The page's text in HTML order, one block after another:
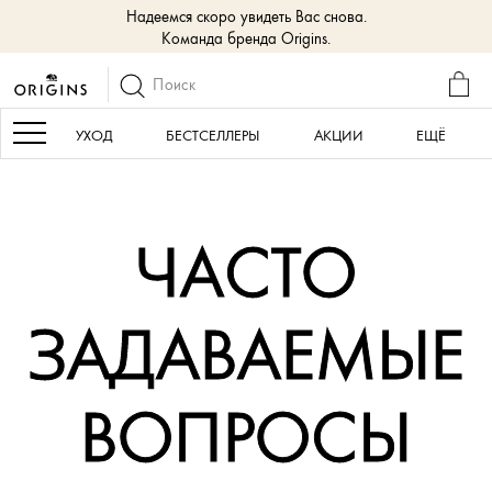
Надеемся скоро увидеть Вас снова.
Команда бренда Origins.
Navigation
УХОД БЕСТСЕЛЛЕРЫ АКЦИИ ЕЩЁ
ЧАСТО
ЗАДАВАЕМЫЕ
ВОПРОСЫ